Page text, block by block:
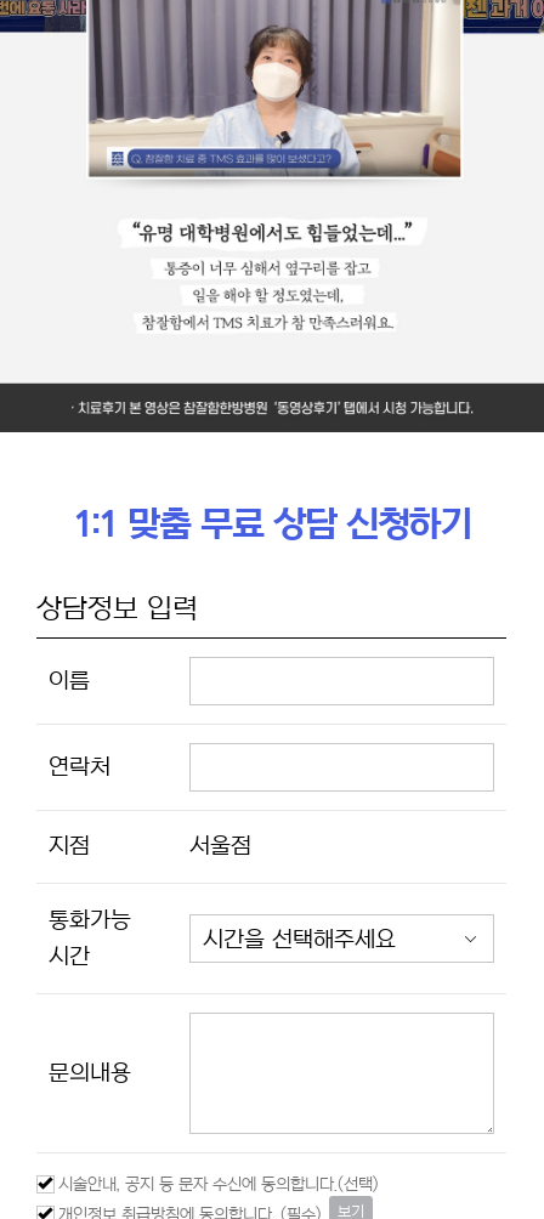
1:1 맞춤 무료 상담 신청하기
상담정보 입력
이름
연락처
지점 서울점
통화가능
시간
문의내용
시술안내, 공지 등 문자 수신에 동의합니다.(선택)
개인정보 취급방침에 동의합니다. (필수)
보기